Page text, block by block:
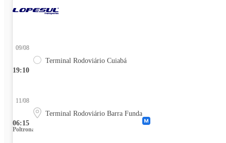
19:10
09/08
Terminal Rodoviário Cuiabá
06:15
11/08
Terminal Rodoviário Barra Funda
Poltrona